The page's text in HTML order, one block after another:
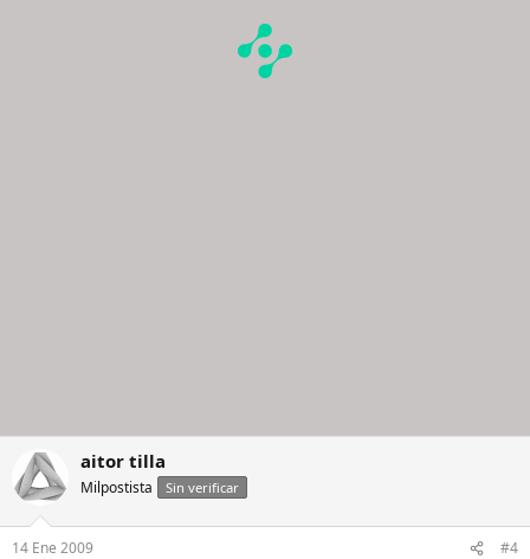
aitor tilla
Milpostista Sin verificar
14 Ene 2009 #4